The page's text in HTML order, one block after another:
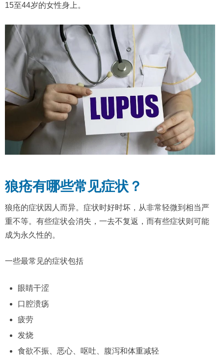
15至44岁的女性身上。
狼疮有哪些常见症状？
狼疮的症状因人而异。症状时好时坏，从非常轻微到相当严
重不等。有些症状会消失，一去不复返，而有些症状则可能
成为永久性的。
一些最常见的症状包括
眼睛干涩
口腔溃疡
疲劳
发烧
食欲不振、恶心、呕吐、腹泻和体重减轻